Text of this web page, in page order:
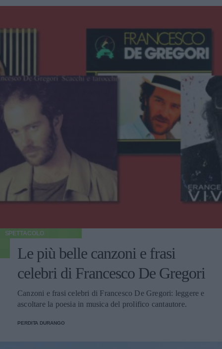
SPETTACOLO
Le più belle canzoni e frasi
celebri di Francesco De Gregori
Canzoni e frasi celebri di Francesco De Gregori: leggere e
ascoltare la poesia in musica del prolifico cantautore.
PERDITA DURANGO